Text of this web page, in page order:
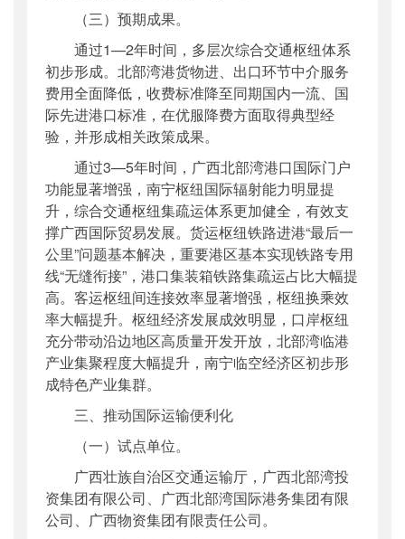
（三）预期成果。
通过1—2年时间， 多层次综合交通枢纽体系
初步形成。北部湾港货物进、出口环节中介服务
费用全面降低，收费标准降至同期国内一流、国
际先进港口标准，在优服降费方面取得典型经
验，并形成相关政策成果。
通过3—5年时间，广西北部湾港口国际门户
功能显著增强，南宁枢纽国际辐射能力明显提
升，综合交通枢纽集疏运体系更加健全，有效支
撑广西国际贸易发展。货运枢纽铁路进港“最后一
公里”问题基本解决，重要港区基本实现铁路专用
线“无缝衔接”，港口集装箱铁路集疏运占比大幅提
高。客运枢纽间连接效率显著增强，枢纽换乘效
率大幅提升。枢纽经济发展成效明显，口岸枢纽
充分带动沿边地区高质量开发开放，北部湾临港
产业集聚程度大幅提升，南宁临空经济区初步形
成特色产业集群。
三、推动国际运输便利化
（一）试点单位。
广西壮族自治区交通运输厅，广西北部湾投
资集团有限公司、广西北部湾国际港务集团有限
公司、广西物资集团有限责任公司。